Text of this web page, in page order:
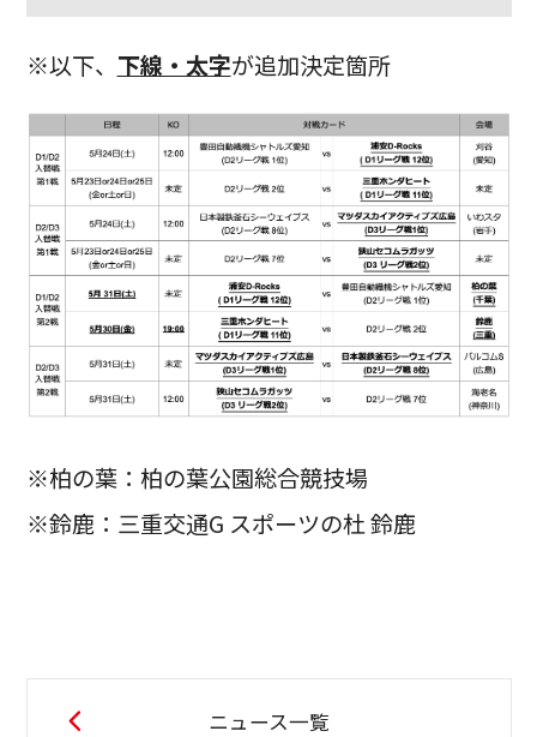
※以下、 下線・太字が追加決定箇所
※柏の葉：柏の葉公園総合競技場
※鈴鹿：三重交通G スポーツの杜 鈴鹿
ニュース一覧